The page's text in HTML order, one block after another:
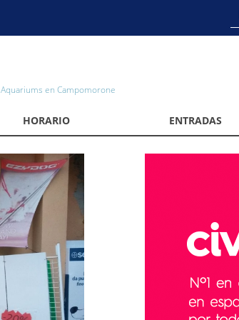
Aquariums en Campomorone
HORARIO ENTRADAS